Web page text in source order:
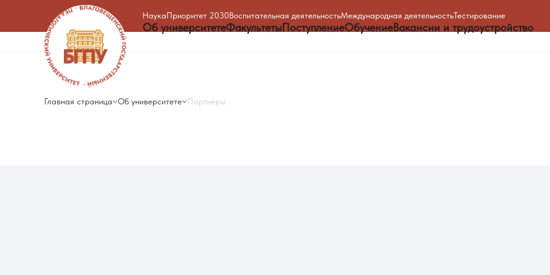
НаукаПриоритет 2030Воспитательная деятельностьМеждународная деятельностьТестирование
Об университетеФакультетыПоступлениеОбучениеВакансии и трудоустройство
Главная страница Об университете Партнёры